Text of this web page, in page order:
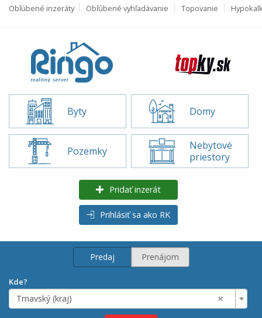
Obľúbené inzeráty Obľúbené vyhľadávanie Topovanie
Byty Domy
Pozemky
Nebytové
priestory
Pridať inzerát
Prihlásiť sa ako RK
Predaj Prenájom
Kde?
×
Trnavský (kraj)